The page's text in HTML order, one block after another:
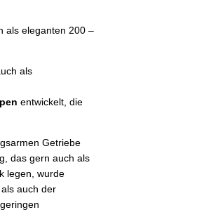
als eleganten 200 –
als
entwickelt, die
Getriebe
das gern auch als
legen, wurde
auch der